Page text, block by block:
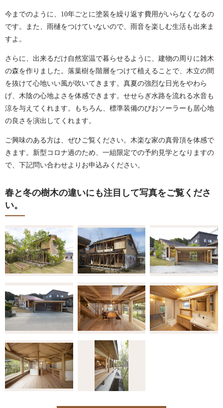
今までのように、10年ごとに塗装を繰り返す費用がいらなくなるの
です。また、雨樋をつけていないので、雨音を楽しむ生活も出来ま
すよ。
さらに、出来るだけ自然室温で暮らせるように、建物の周りに雑木
の森を作りました。落葉樹を階層をつけて植えることで、木立の間
を抜けて心地いい風が吹いてきます。真夏の強烈な日光をやわら
げ、木陰の心地よさを体感できます。せせらぎ水路を流れる水音も
涼を与えてくれます。もちろん、標準装備のびおソーラーも居心地
の良さを演出してくれます。
ご興味のある方は、ぜひご覧ください。木楽な家の真骨頂を体感で
きます。新型コロナ過のため、一組限定での予約見学となりますの
で、下記問い合わせよりお申込みください。
春と冬の樹木の違いにも注目して写真をご覧くださ
い。